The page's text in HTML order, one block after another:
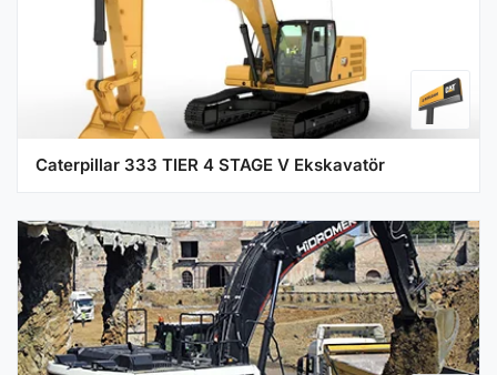
Caterpillar 333 TIER 4 STAGE V Ekskavatör